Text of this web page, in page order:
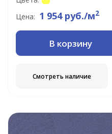
Цена: 1 954 руб./м2
В корзину
Смотреть наличие